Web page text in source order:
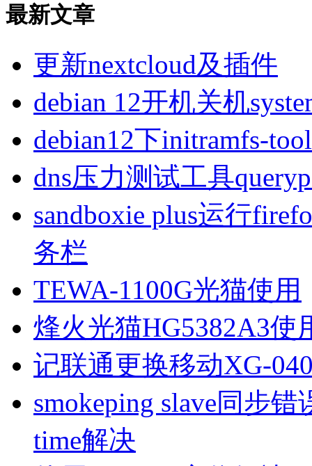
最新文章
更新nextcloud及插件
debian 12开机关机
debian12下initramfs-
dns压力测试工具
sandboxie plus运行
务栏
TEWA-1100G光猫使用
烽火光猫HG5382A3使
记联通更换移动XG-
smokeping slave同步错
time解决